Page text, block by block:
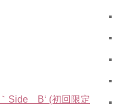
Side B‘ (初回限定